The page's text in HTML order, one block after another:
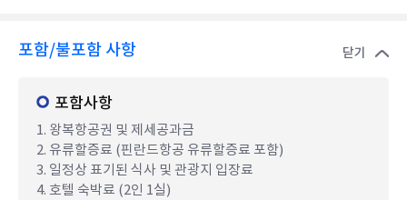
포함/불포함 사항 닫기
포함사항
1. 왕복항공권 및 제세공과금
2. 유류할증료 (핀란드항공 유류할증료 포함)
3. 일정상 표기된 식사 및 관광지 입장료
4. 호텔 숙박료 (2인 1실)